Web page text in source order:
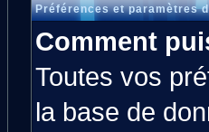
Préférences et paramètres
Comment
Toutes vos
la base de